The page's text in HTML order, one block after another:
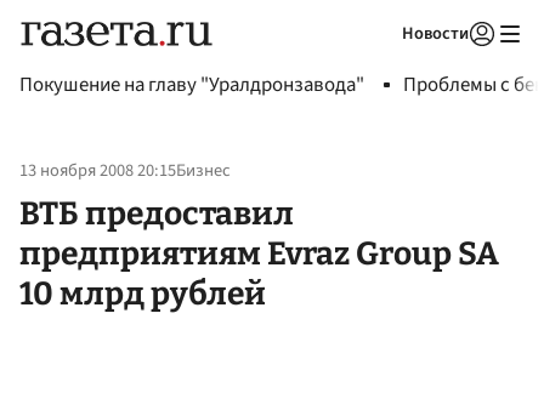
Новости
Покушение на главу "Уралдронзавода" Проблемы с
13 ноября 2008 20:15Бизнес
ВТБ предоставил
предприятиям Evraz Group SA
10 млрд рублей